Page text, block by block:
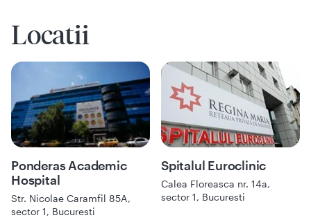
Locatii
Ponderas Academic
Hospital
Str. Nicolae Caramfil 85A,
sector 1, Bucuresti
Spitalul Euroclinic
Calea Floreasca nr. 14a,
sector 1, Bucuresti